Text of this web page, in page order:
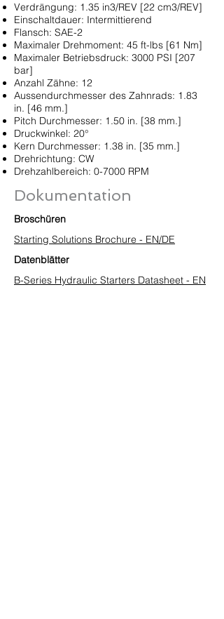
Verdrängung: 1.35 in3/REV [22 cm3/REV]
Einschaltdauer: Intermittierend
Flansch: SAE-2
Maximaler Drehmoment: 45 ft-lbs [61 Nm]
Maximaler Betriebsdruck: 3000 PSI [207
bar]
Anzahl Zähne: 12
Aussendurchmesser des Zahnrads: 1.83
in. [46 mm.]
Pitch Durchmesser: 1.50 in. [38 mm.]
Druckwinkel: 20°
Kern Durchmesser: 1.38 in. [35 mm.]
Drehrichtung: CW
Drehzahlbereich: 0-7000 RPM
Dokumentation
Broschüren
Starting Solutions Brochure - EN/DE
Datenblätter
B-Series Hydraulic Starters Datasheet - EN